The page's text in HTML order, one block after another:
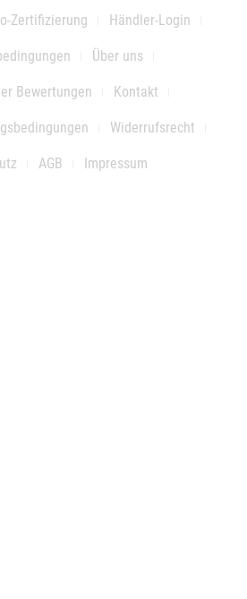
Zertifizierung Händler-Login
Über uns
Bewertungen Kontakt
Widerrufsrecht
AGB Impressum